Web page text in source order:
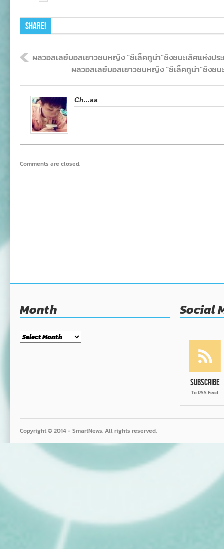
Share!
ผลวอลเลย์บอลเยาวชนหญิง “ซีเล็คทูน่า”ชิงชนะเลิศแห่งปร
ผลวอลเลย์บอลเยาวชนหญิง “ซีเล็คทูน่า”ชิงชน
Ch...aa
Comments are closed.
Month
Month
Social
Subscribe
To RSS Feed
Copyright © 2014 - SmartNews. All rights reserved.